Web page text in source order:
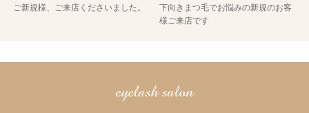
ご新規様、ご来店くださいました。
下向きまつ毛でお悩みの新規のお客
様ご来店です
eyelash salon